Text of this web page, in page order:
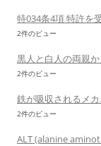
特034条4項 特許を
2件のビュー
黒人と白人の両親
2件のビュー
鉄が吸収されるメ
2件のビュー
ALT (alanine